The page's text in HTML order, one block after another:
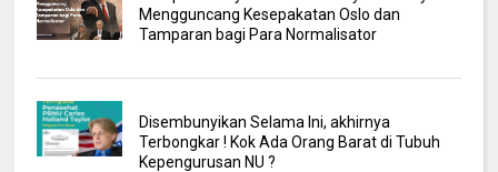
Mengguncang Kesepakatan Oslo dan
Tamparan bagi Para Normalisator
Disembunyikan Selama Ini, akhirnya
Terbongkar ! Kok Ada Orang Barat di Tubuh
Kepengurusan NU ?